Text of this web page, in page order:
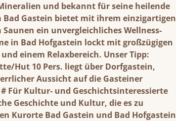
und bekannt für seine heilende
Bad Gastein bietet mit ihrem einzigartigen
ein unvergleichliches Wellness-
in Bad Hofgastein lockt mit großzügigen
einem Relaxbereich. Unser Tipp:
Hut 10 Pers. liegt über Dorfgastein,
Aussicht auf die Gasteiner
Für Kultur- und Geschichtsinteressierte
Geschichte und Kultur, die es zu
Kurorte Bad Gastein und Bad Hofgastein